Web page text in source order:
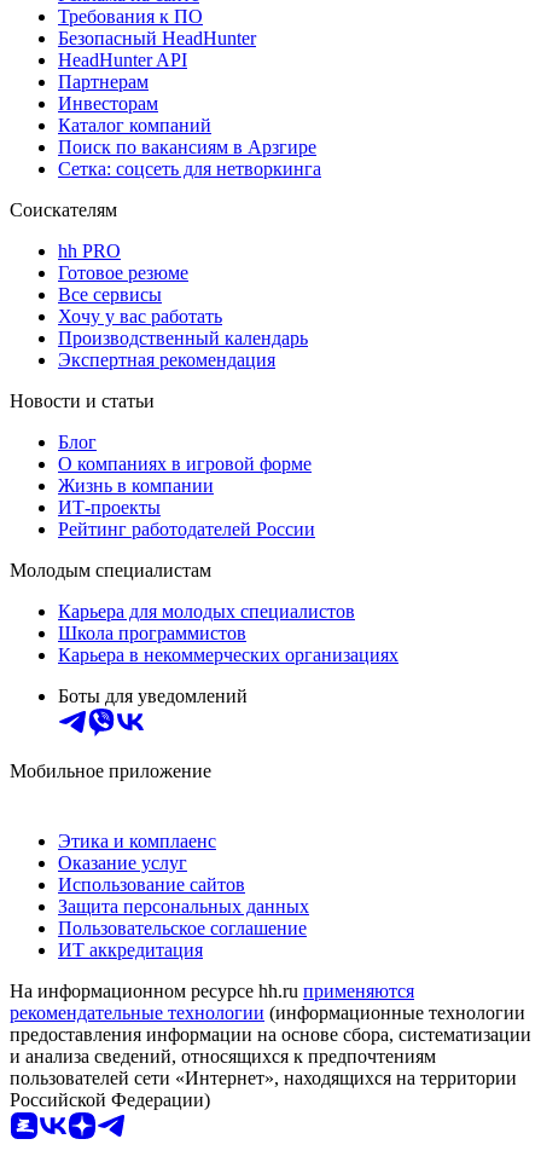
Требования к ПО
Безопасный HeadHunter
HeadHunter API
Партнерам
Инвесторам
Каталог компаний
Поиск по вакансиям в Арзгире
Сетка: соцсеть для нетворкинга
Соискателям
hh PRO
Готовое резюме
Все сервисы
Хочу у вас работать
Производственный календарь
Экспертная рекомендация
Новости и статьи
Блог
О компаниях в игровой форме
Жизнь в компании
ИТ-проекты
Рейтинг работодателей России
Молодым специалистам
Карьера для молодых специалистов
Школа программистов
Карьера в некоммерческих организациях
Боты для уведомлений
Мобильное приложение
Этика и комплаенс
Оказание услуг
Использование сайтов
Защита персональных данных
Пользовательское соглашение
ИТ аккредитация
На информационном ресурсе hh.ru применяются
рекомендательные технологии (информационные технологии
предоставления информации на основе сбора, систематизации
и анализа сведений, относящихся к предпочтениям
пользователей сети «Интернет», находящихся на территории
Российской Федерации)